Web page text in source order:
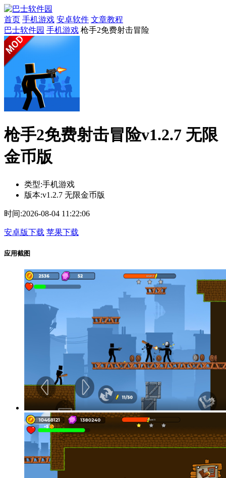
首页 手机游戏 安卓软件 文章教程
巴士软件园 手机游戏 枪手2免费射击冒险
枪手2免费射击冒险v1.2.7 无限
金币版
类型:手机游戏
版本:v1.2.7 无限金币版
时间:2026-08-04 11:22:06
安卓版下载 苹果下载
应用截图